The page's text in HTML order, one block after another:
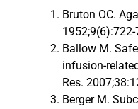
Bruton OC.
1952;9(6):722-
Ballow M.
infusion-
Res.
Berger M.